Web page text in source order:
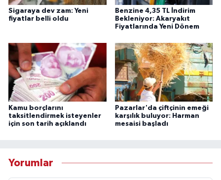
Sigaraya dev zam: Yeni
fiyatlar belli oldu
Benzine 4,35 TL İndirim
Bekleniyor: Akaryakıt
Fiyatlarında Yeni Dönem
Kamu borçlarını
taksitlendirmek isteyenler
için son tarih açıklandı
Pazarlar'da çiftçinin emeği
karşılık buluyor: Harman
mesaisi başladı
Yorumlar